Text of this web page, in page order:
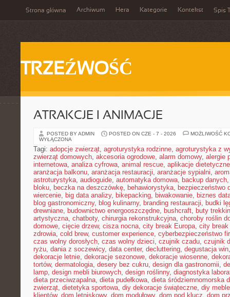
Strona główna Archiwum Hera Kategorie Kontekst Spis
TRZEŹWOŚĆ
ATRAKCJE I ANIMACJE
POSTED BY ADMIN POSTED ON CZE - 7 - 2026
MOŻLIWOŚĆ
WYŁĄCZONA
Tagi: adopcje zwierząt, agroturystyka rodzinne, agroturystyka z
zwierząt domowych, akcesoria ogrodowe, alarm domowy, alergie
internetowa, analiza cyfrowa, animal rescue, aplikacje dietetyczne
aranżacja balkonu, aranżacja restauracji, aranżacje sypialni,
astroturystyka, audioguide, automatyka domowa, backup danych
bloku, beczka na deszczówkę, behawiorystyka, bezpieczeństwo
wiercenie, big data analizy, bikepacking, biwakowanie, biznes
blog gastronomiczny, blog kulinarny, branding restauracji, budki
drewniane, budownictwo energooszczędne, bushcraft, buty
artystyczna, chatboty, chirurgia rekonstrukcyjna, choroby roślin
domowe, cięcie drzew, cisza nocna, city break Europa, city
zdrowia, cold brew, customer experience, cyberbezpieczeństwo
czas wolny dorosłych, czas wolny dzieci, czujnik czadu, czujnik
ryżu, dania z soczewicy, data center, decluttering, degustacja win
dekoracje letnie, dekoracje sezonowe, dekoracje wiosenne,
tortów, dermatologia, desery bez cukru, design dla gastronomii,
lamp, design mebli biurowych, design roślinny, diagnostyka
dieta przeciwzapalna, dieta pudełkowa, dieta śródziemnomorska
zwierząt, dietetyka sportowa, diy dekoracje świąteczne, diy
klientów, dom letniskowy, dom modułowy, dom pod klucz, dom